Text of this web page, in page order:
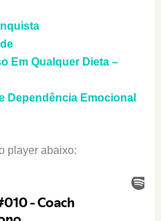
Em Qualquer Dieta –
Dependência Emocional
player abaixo: